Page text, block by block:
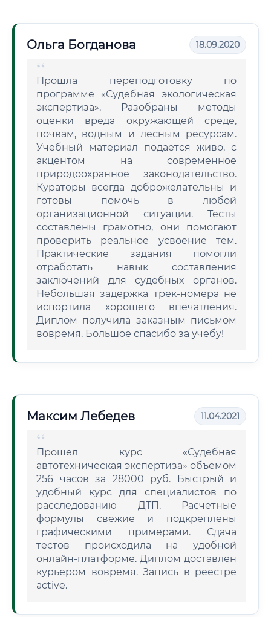
Ольга Богданова 18.09.2020
Прошла переподготовку по
программе «Судебная экологическая
экспертиза». Разобраны методы
оценки вреда окружающей среде,
почвам, водным и лесным ресурсам.
Учебный материал подается живо, с
акцентом на современное
природоохранное законодательство.
Кураторы всегда доброжелательны и
готовы помочь в любой
организационной ситуации. Тесты
составлены грамотно, они помогают
проверить реальное усвоение тем.
Практические задания помогли
отработать навык составления
заключений для судебных органов.
Небольшая задержка трек-номера не
испортила хорошего впечатления.
Диплом получила заказным письмом
вовремя. Большое спасибо за учебу!
Максим Лебедев 11.04.2021
Прошел курс «Судебная
автотехническая экспертиза» объемом
256 часов за 28000 руб. Быстрый и
удобный курс для специалистов по
расследованию ДТП. Расчетные
формулы свежие и подкреплены
графическими примерами. Сдача
тестов происходила на удобной
онлайн-платформе. Диплом доставлен
курьером вовремя. Запись в реестре
active.